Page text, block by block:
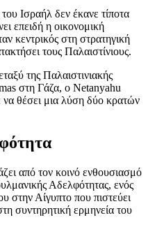
Ισραήλ δεν έκανε τίποτα
επειδή η οικονομική
κεντρικός στη στρατηγική
τους Παλαιστίνιους.
της Παλαιστινιακής
στη Γάζα, ο Netanyahu
να θέσει μια λύση δύο κρατών
από τον κοινό ενθουσιασμό
Αδελφότητας, ενός
στην Αίγυπτο που πιστεύει
συντηρητική ερμηνεία του